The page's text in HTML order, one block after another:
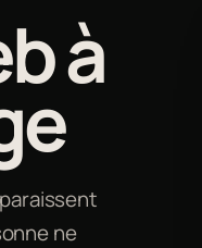
à
ne